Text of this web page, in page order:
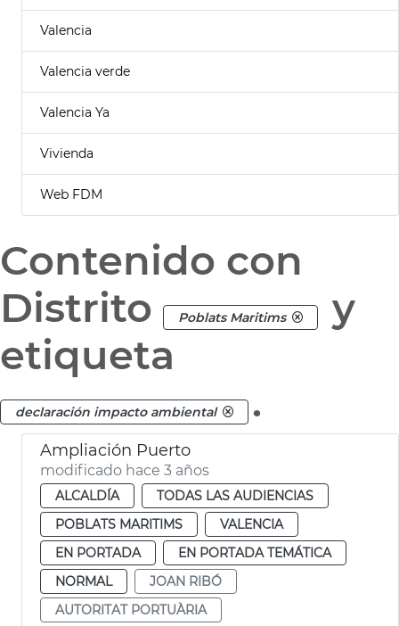
Valencia
Valencia verde
Valencia Ya
Vivienda
Web FDM
Contenido con
Distrito
Poblats Maritims
y
etiqueta
declaración impacto ambiental .
Ampliación Puerto
modificado hace 3 años
ALCALDÍA
TODAS LAS AUDIENCIAS
POBLATS MARITIMS
VALENCIA
EN PORTADA
EN PORTADA TEMÁTICA
NORMAL
JOAN RIBÓ
AUTORITAT PORTUÀRIA